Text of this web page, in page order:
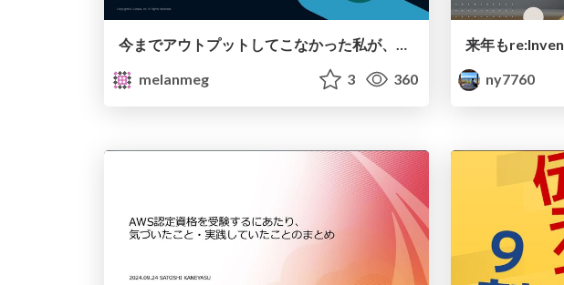
今までアウトプットしてこなかった私が、今年からアウトプットを始めてわかったこと
melanmeg
3 360
ny7760